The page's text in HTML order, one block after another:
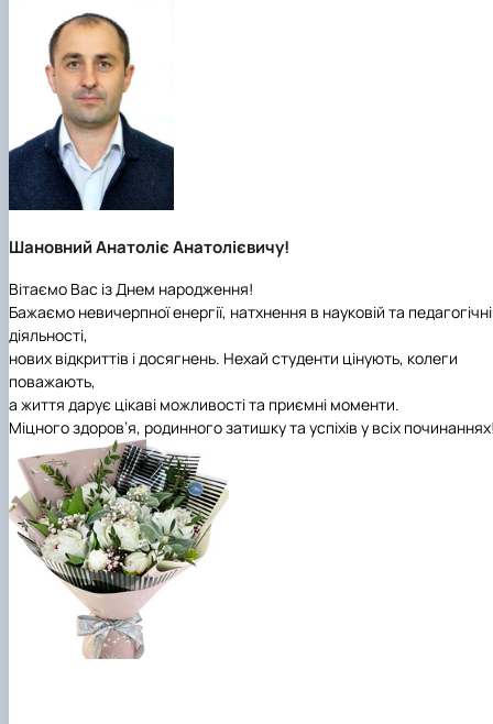
Шановний Анатоліє Анатолієвичу!
Вітаємо Вас із Днем народження!
Бажаємо невичерпної енергії, натхнення в науковій та
діяльності,
нових відкриттів і досягнень. Нехай студенти цінують, колеги
поважають,
а життя дарує цікаві можливості та приємні моменти.
Міцного здоров’я, родинного затишку та успіхів у всіх